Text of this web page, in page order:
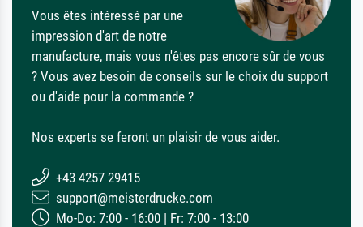
Vous êtes intéressé par une
impression d'art de notre
manufacture, mais vous n'êtes pas encore sûr de vous
? Vous avez besoin de conseils sur le choix du support
ou d'aide pour la commande ?
Nos experts se feront un plaisir de vous aider.
+43 4257 29415
support@meisterdrucke.com
Mo-Do: 7:00 - 16:00 | Fr: 7:00 - 13:00